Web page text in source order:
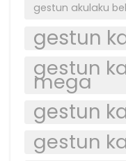
gestun akulaku
gestun
gestun
mega
gestun
gestun